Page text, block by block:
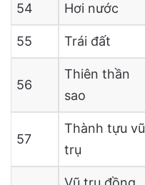
54 Hơi nước
55 Trái đất
56
Thiên thần
sao
57
Thành tựu vũ
trụ